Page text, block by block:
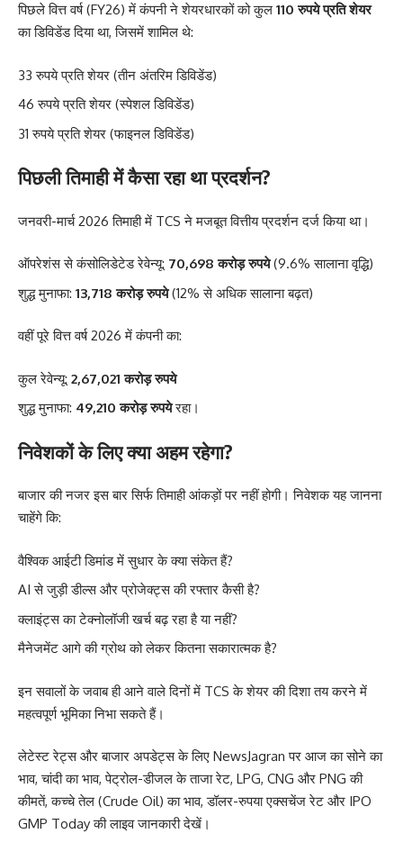
पिछले वित्त वर्ष (FY26) में कंपनी ने शेयरधारकों को कुल 110 रुपये प्रति शेयर
का डिविडेंड दिया था, जिसमें शामिल थे:
33 रुपये प्रति शेयर (तीन अंतरिम डिविडेंड)
46 रुपये प्रति शेयर (स्पेशल डिविडेंड)
31 रुपये प्रति शेयर (फाइनल डिविडेंड)
पिछली तिमाही में कैसा रहा था प्रदर्शन?
जनवरी-मार्च 2026 तिमाही में TCS ने मजबूत वित्तीय प्रदर्शन दर्ज किया था।
ऑपरेशंस से कंसोलिडेटेड रेवेन्यू: 70,698 करोड़ रुपये(9.6% सालाना वृद्धि)
शुद्ध मुनाफा: 13,718 करोड़ रुपये(12% से अधिक सालाना बढ़त)
वहीं पूरे वित्त वर्ष 2026 में कंपनी का:
कुल रेवेन्यू: 2,67,021 करोड़ रुपये
शुद्ध मुनाफा: 49,210 करोड़ रुपयेरहा।
निवेशकों के लिए क्या अहम रहेगा?
बाजार की नजर इस बार सिर्फ तिमाही आंकड़ों पर नहीं होगी। निवेशक यह जानना
चाहेंगे कि:
वैश्विक आईटी डिमांड में सुधार के क्या संकेत हैं?
AI से जुड़ी डील्स और प्रोजेक्ट्स की रफ्तार कैसी है?
क्लाइंट्स का टेक्नोलॉजी खर्च बढ़ रहा है या नहीं?
मैनेजमेंट आगे की ग्रोथ को लेकर कितना सकारात्मक है?
इन सवालों के जवाब ही आने वाले दिनों में TCS के शेयर की दिशा तय करने में
महत्वपूर्ण भूमिका निभा सकते हैं।
लेटेस्ट रेट्स और बाजार अपडेट्स के लिए NewsJagran पर आज कासोने का
भाव,चांदी का भाव,पेट्रोल-डीजल के ताजा रेट, LPG, CNG और PNG की
कीमतें,कच्चे तेल (Crude Oil) का भाव,डॉलर-रुपया एक्सचेंज रेट और IPO
GMP Todayकी लाइव जानकारी देखें।